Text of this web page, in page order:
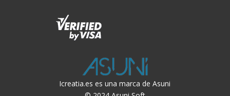
Icreatia.es es una marca de Asuni